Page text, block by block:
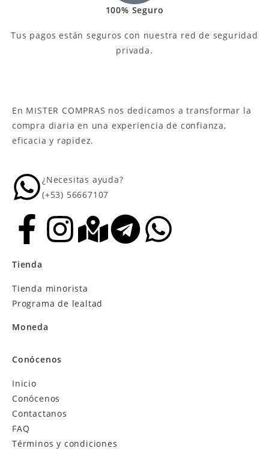
100% Seguro
Tus pagos están seguros con nuestra red de seguridad
privada.
En MISTER COMPRAS nos dedicamos a transformar la
compra diaria en una experiencia de confianza,
eficacia y rapidez.
¿Necesitas ayuda?
(+53) 56667107
Tienda
Tienda minorista
Programa de lealtad
Moneda
Conócenos
Inicio
Conócenos
Contactanos
FAQ
Términos y condiciones